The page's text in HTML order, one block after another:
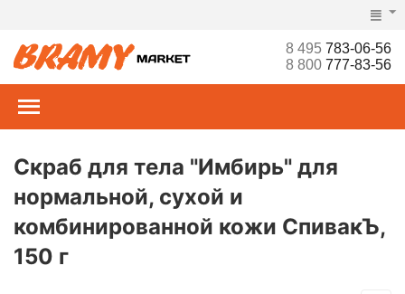
8 495783-06-56
8 800777-83-56
Скраб для тела "Имбирь" для
нормальной, сухой и
комбинированной кожи СпивакЪ,
150 г